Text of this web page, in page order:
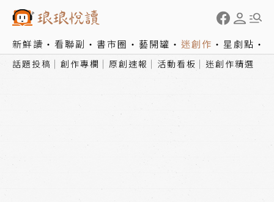
新鮮讀 看聯副 書市圈 藝開罐 迷創作 星劇點
話題投稿 創作專欄 原創速報 活動看板 迷創作精選